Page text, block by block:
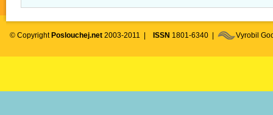
© Copyright Poslouchej.net 2003-2011 | ISSN 1801-6340 | Vyrobil